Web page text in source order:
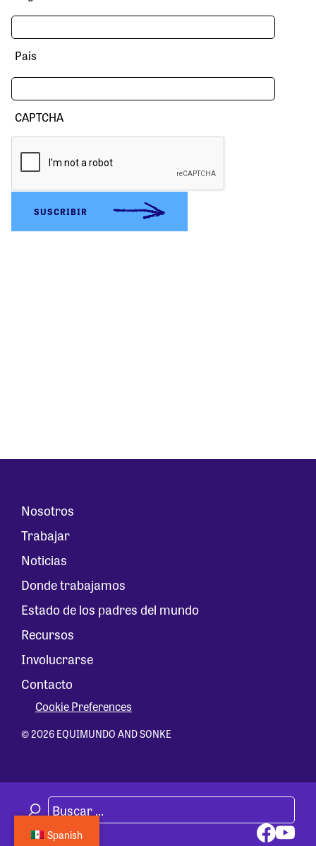
País
CAPTCHA
Nosotros
Trabajar
Noticias
Donde trabajamos
Estado de los padres del mundo
Recursos
Involucrarse
Contacto
Cookie Preferences
© 2026 EQUIMUNDO AND SONKE
Spanish